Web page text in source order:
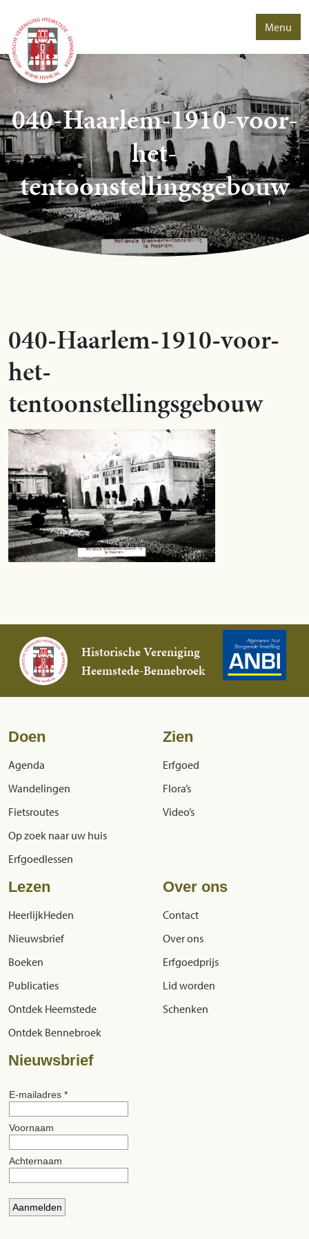
Menu
040-Haarlem-1910-voor-
het-
tentoonstellingsgebouw
040-Haarlem-1910-voor-
het-
tentoonstellingsgebouw
Historische Vereniging
Heemstede-Bennebroek
Doen
Agenda
Wandelingen
Fietsroutes
Op zoek naar uw huis
Erfgoedlessen
Zien
Erfgoed
Flora’s
Video’s
Lezen
HeerlijkHeden
Nieuwsbrief
Boeken
Publicaties
Ontdek Heemstede
Ontdek Bennebroek
Over ons
Contact
Over ons
Erfgoedprijs
Lid worden
Schenken
Nieuwsbrief